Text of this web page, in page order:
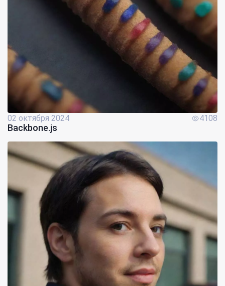
02 октября 2024 4108
Backbone.js